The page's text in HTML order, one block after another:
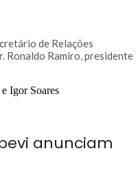
de Relações
Ronaldo Ramiro, presidente
anunciam